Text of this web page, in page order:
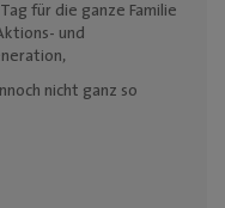
für die ganze Familie
und
nicht ganz so